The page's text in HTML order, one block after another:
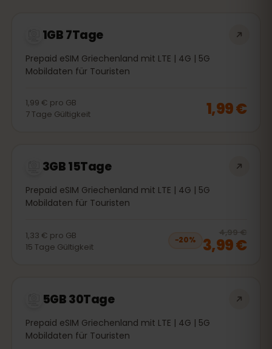
1GB 7Tage
Prepaid eSIM Griechenland mit LTE | 4G | 5G
Mobildaten für Touristen
1,99 € pro GB
7Tage Gültigkeit 1,99 €
3GB 15Tage
Prepaid eSIM Griechenland mit LTE | 4G | 5G
Mobildaten für Touristen
1,33 € pro GB
15 Tage Gültigkeit
−20%
4,99 €
3,99 €
5GB 30Tage
Prepaid eSIM Griechenland mit LTE | 4G | 5G
Mobildaten für Touristen